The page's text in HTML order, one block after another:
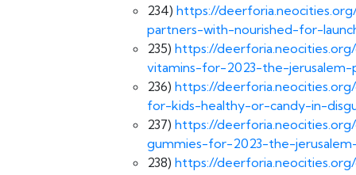
234) https://
partners-with-nourished-for-
235) https://
vitamins-for-2023-the-jerusalem-
236) https://
for-kids-healthy-or-candy-in-
237) https://
gummies-for-2023-the-
238) https://